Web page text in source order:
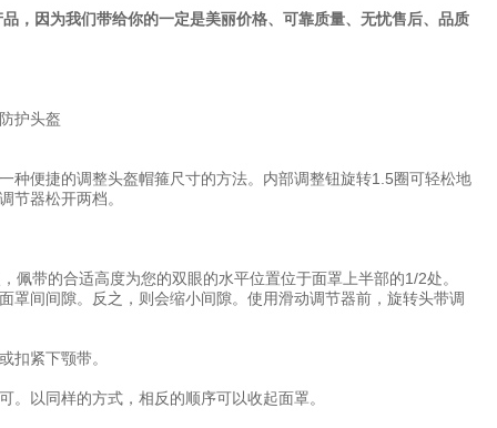
，因为我们带给你的一定是美丽价格、可靠质量、无忧售后、品质
种便捷的调整头盔帽箍尺寸的方法。内部调整钮旋转1.5圈可轻松地
节器松开两档。
带的合适高度为您的双眼的水平位置位于面罩上半部的1/2处。
间间隙。反之，则会缩小间隙。使用滑动调节器前，旋转头带调
扣紧下颚带。
以同样的方式，相反的顺序可以收起面罩。